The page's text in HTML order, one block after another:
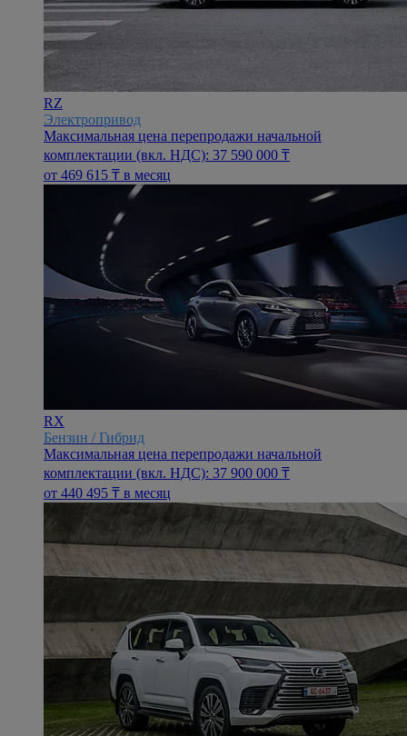
RZ
Электропривод
Максимальная цена перепродажи начальной
комплектации (вкл. НДС): 37 590 000 ₸
oт 469 615 ₸ в месяц
RX
Бензин / Гибрид
Максимальная цена перепродажи начальной
комплектации (вкл. НДС): 37 900 000 ₸
oт 440 495 ₸ в месяц